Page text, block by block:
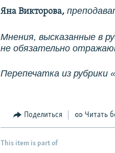
Яна Викторова,
Мнения, высказанные в
не обязательно
Перепечатка из рубрики
Поделиться Читать
This item is part of